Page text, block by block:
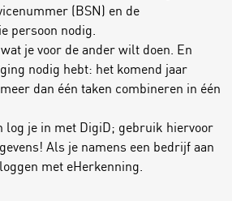
(BSN) en de
persoon nodig.
je voor de ander wilt doen. En
nodig hebt: het komend jaar
dan één taken combineren in één
log je in met DigiD; gebruik hiervoor
Als je namens een bedrijf aan
met eHerkenning.